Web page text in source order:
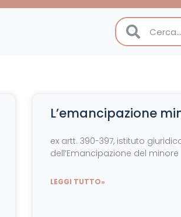
L’emancipazione
ex artt. 390-397, istituto
dell’Emancipazione del minore
LEGGI TUTTO»